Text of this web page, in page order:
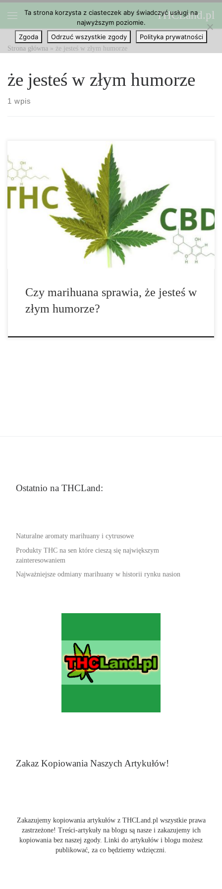
Przejdź do treści THCLand.pl
Strona główna » że jesteś w złym humorze
że jesteś w złym humorze
1 wpis
Jedna z naszych znajomych spytała, czy cannabis może sprawić, że
jej konsumenci będą zrzędliwi i generalnie w złym humorze,
ponieważ tak ona się właśnie czuje rano po wieczorze palenia. To
interesujące, ponieważ istnieje badanie, w którym zbadano wpływ
marihuany na […]
Czy marihuana sprawia, że jesteś w
złym humorze?
Ostatnio na THCLand:
Naturalne aromaty marihuany i cytrusowe
Produkty THC na sen które cieszą się największym
zainteresowaniem
Najważniejsze odmiany marihuany w historii rynku nasion
Zakaz Kopiowania Naszych Artykułów!
Zakazujemy kopiowania artykułów z THCLand.pl wszystkie prawa
zastrzeżone! Treści-artykuły na blogu są nasze i zakazujemy ich
kopiowania bez naszej zgody. Linki do artykułów i blogu możesz
publikować, za co będziemy wdzięczni.
Ta strona korzysta z ciasteczek aby świadczyć usługi na
najwyższym poziomie.
Zgoda
Odrzuć wszystkie zgody Polityka prywatności